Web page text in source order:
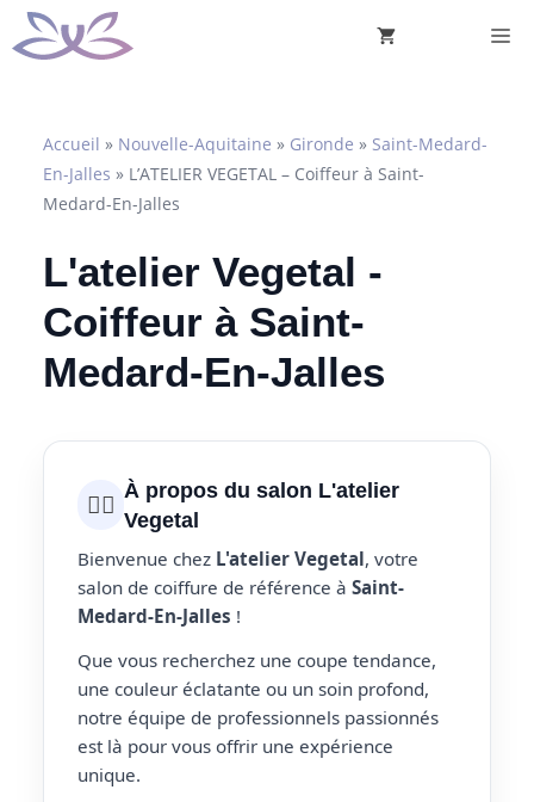
Aller
au
Accueil » Nouvelle-Aquitaine » Gironde » Saint-Medard-
En-Jalles » L’ATELIER VEGETAL – Coiffeur à Saint-
Medard-En-Jalles
L'atelier Vegetal -
Coiffeur à Saint-
Medard-En-Jalles
💇‍♀️ À propos du salon L'atelier
Vegetal
Bienvenue chez L'atelier Vegetal, votre
salon de coiffure de référence à Saint-
Medard-En-Jalles !
Que vous recherchez une coupe tendance,
une couleur éclatante ou un soin profond,
notre équipe de professionnels passionnés
est là pour vous offrir une expérience
unique.